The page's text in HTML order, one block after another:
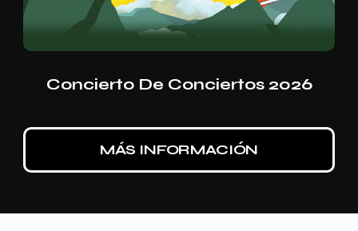
Concierto De Conciertos 2026
MÁS INFORMACIÓN